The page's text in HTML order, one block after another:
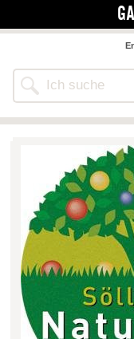
>> Bauernmarkt
Bäckerei-
Biohof Öllinger
Fleischerei
Hofladen
Kuglbauer -
La Toscana
Söllradls
Stiftsgärtnerei